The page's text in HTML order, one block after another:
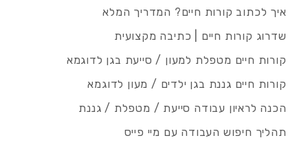
איך לכתוב קורות חיים? המדריך המלא
שדרוג קורות חיים | כתיבה מקצועית
קורות חיים מטפלת למעון / סייעת בגן לדוגמא
קורות חיים גננת בגן ילדים / מעון לדוגמא
הכנה לראיון עבודה סייעת / מטפלת / גננת
תהליך חיפוש העבודה עם מיי פייס